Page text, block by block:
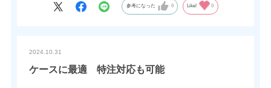
参考になった 0 Like! 0
2024.10.31
ケースに最適 特注対応も可能